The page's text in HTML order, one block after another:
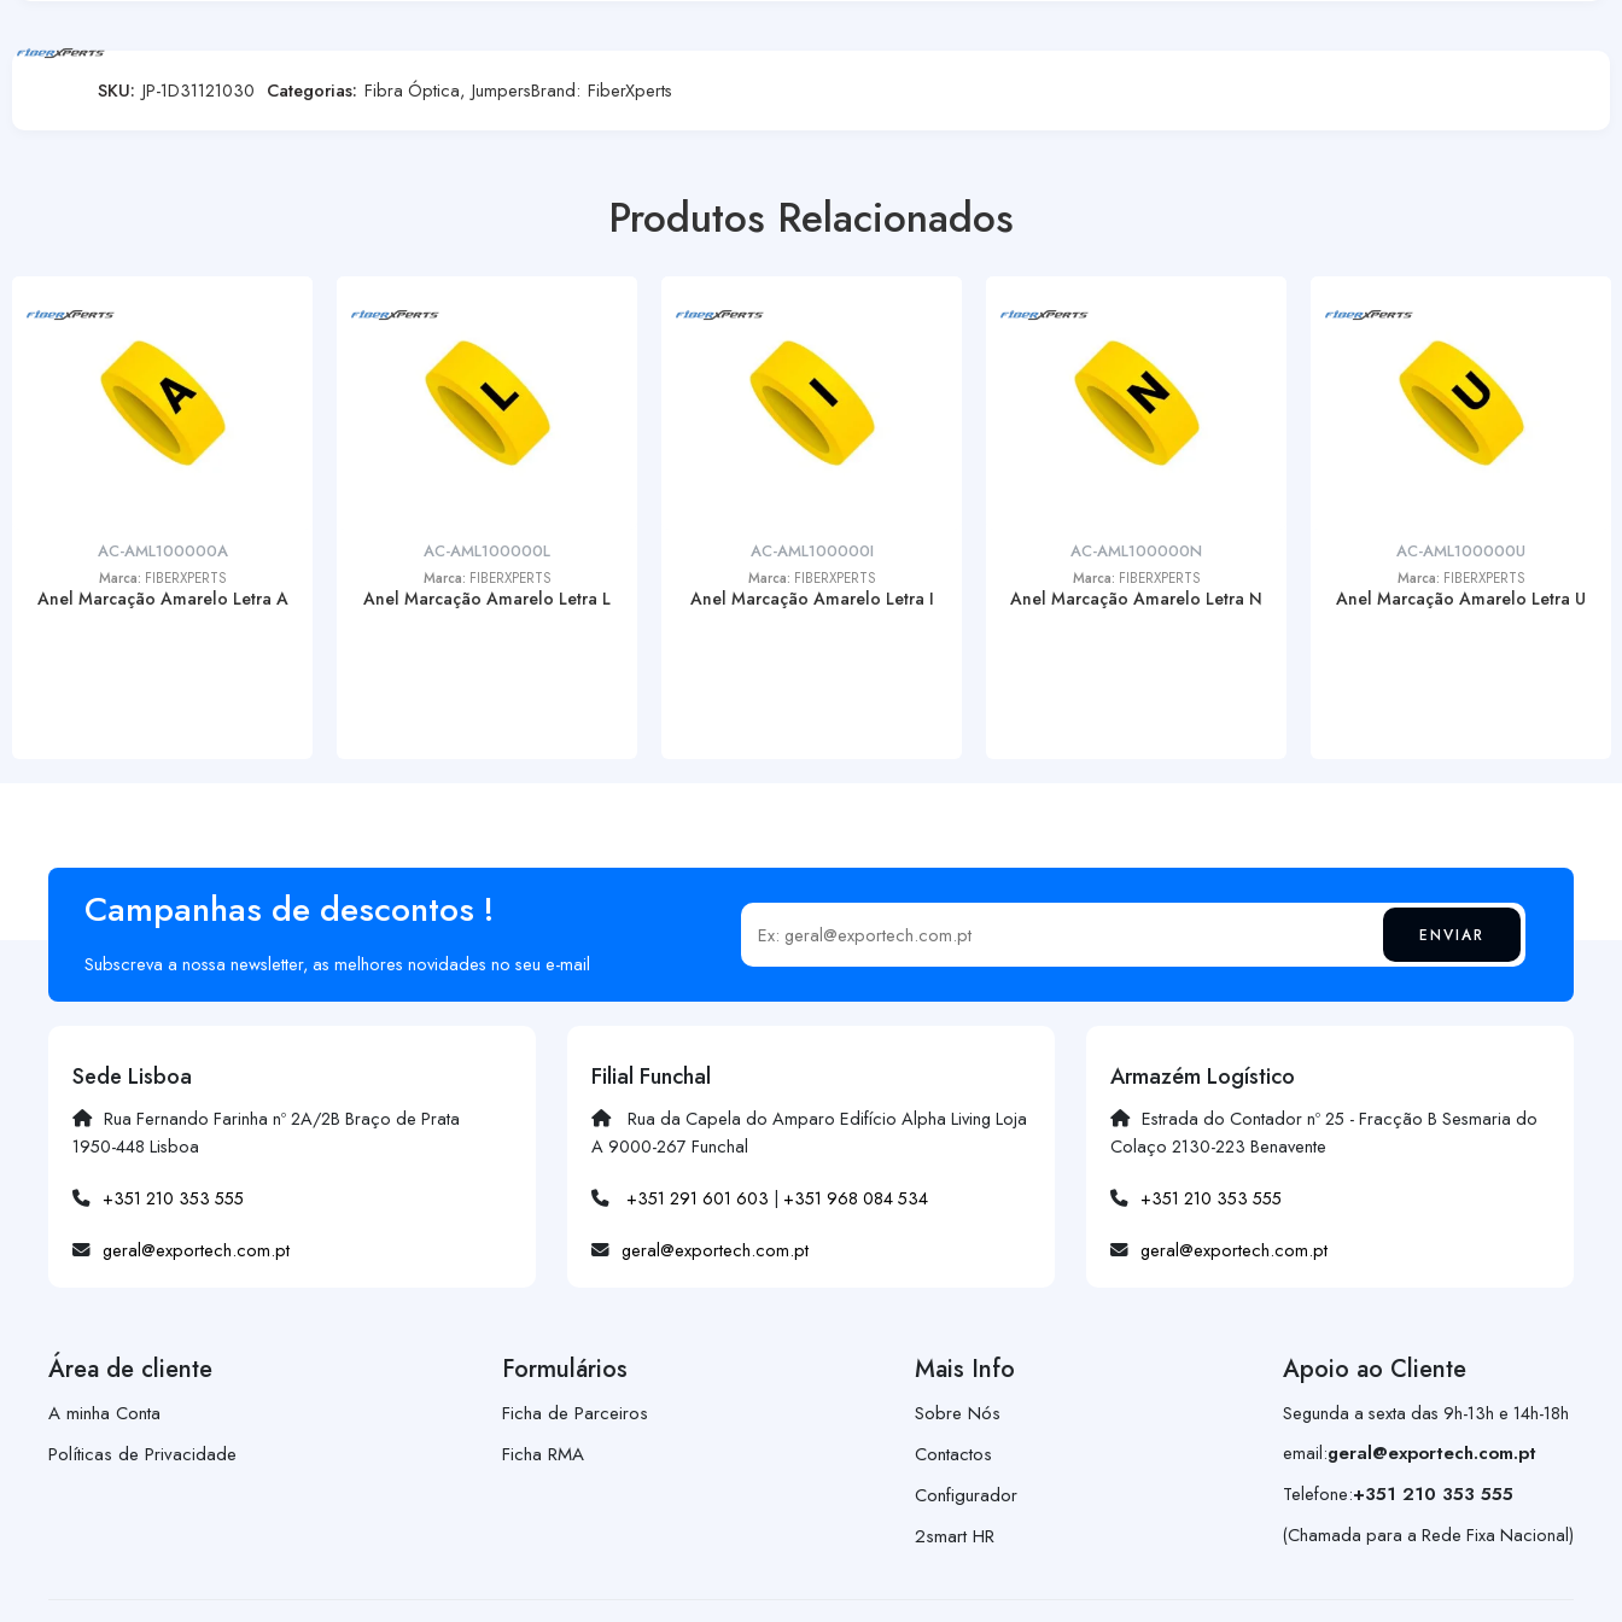
SKU: JP-1D31121030 Categorias: Fibra Óptica, JumpersBrand: FiberXperts
Produtos Relacionados
AC-AML100000A
Marca: FIBERXPERTS
Anel Marcação Amarelo Letra A
AC-AML100000L
Marca: FIBERXPERTS
Anel Marcação Amarelo Letra L
AC-AML100000I
Marca: FIBERXPERTS
Anel Marcação Amarelo Letra I
AC-AML100000N
Marca: FIBERXPERTS
Anel Marcação Amarelo Letra N
AC-AML100000U
Marca: FIBERXPERTS
Anel Marcação Amarelo Letra U
Campanhas de descontos !
Subscreva a nossa newsletter, as melhores novidades no seu e-mail
Insira o seu email ENVIAR
Sede Lisboa
Rua Fernando Farinha nº 2A/2B Braço de Prata
1950-448 Lisboa
+351 210 353 555
geral@exportech.com.pt
Filial Funchal
Rua da Capela do Amparo Edifício Alpha Living Loja
A 9000-267 Funchal
+351 291 601 603 | +351 968 084 534
geral@exportech.com.pt
Armazém Logístico
Estrada do Contador nº 25 - Fracção B Sesmaria do
Colaço 2130-223 Benavente
+351 210 353 555
geral@exportech.com.pt
Área de cliente
A minha Conta
Políticas de Privacidade
Formulários
Ficha de Parceiros
Ficha RMA
Mais Info
Sobre Nós
Contactos
Configurador
2smart HR
Apoio ao Cliente
Segunda a sexta das 9h-13h e 14h-18h
email:geral@exportech.com.pt
Telefone:+351 210 353 555
(Chamada para a Rede Fixa Nacional)